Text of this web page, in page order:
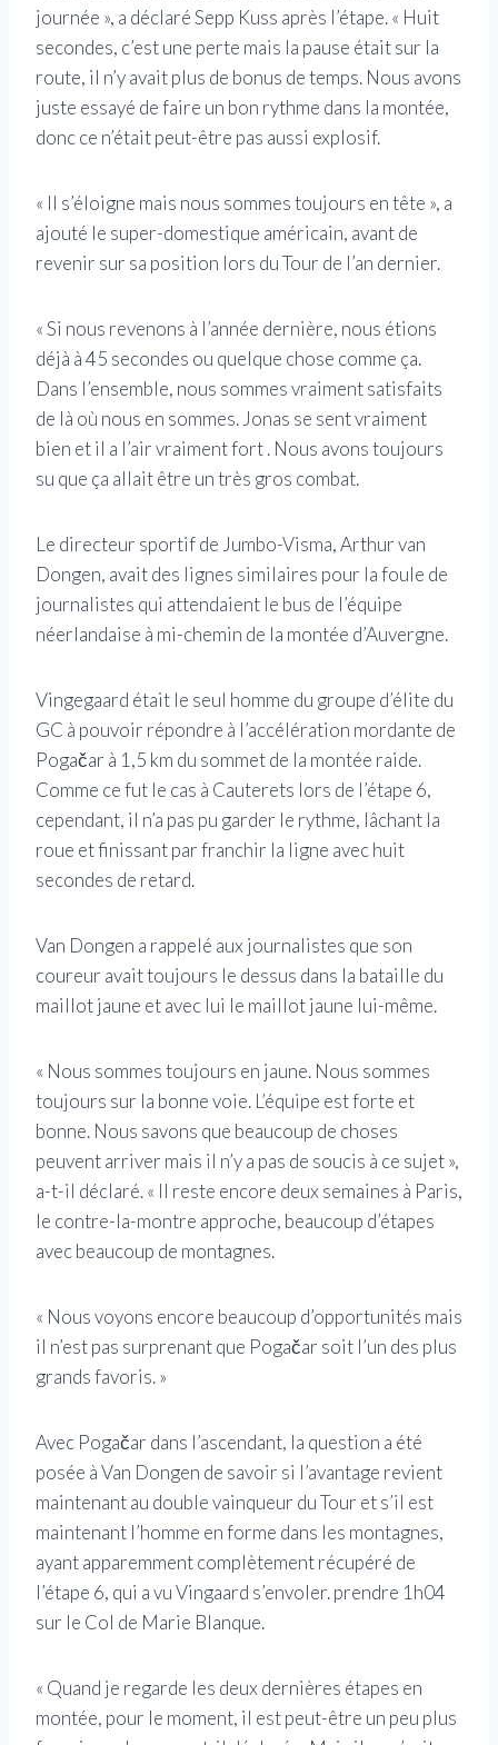
journée », a déclaré Sepp Kuss après l’étape. « Huit
secondes, c’est une perte mais la pause était sur la
route, il n’y avait plus de bonus de temps. Nous avons
juste essayé de faire un bon rythme dans la montée,
donc ce n’était peut-être pas aussi explosif.
« Il s’éloigne mais nous sommes toujours en tête », a
ajouté le super-domestique américain, avant de
revenir sur sa position lors du Tour de l’an dernier.
« Si nous revenons à l’année dernière, nous étions
déjà à 45 secondes ou quelque chose comme ça.
Dans l’ensemble, nous sommes vraiment satisfaits
de là où nous en sommes. Jonas se sent vraiment
bien et il a l’air vraiment fort . Nous avons toujours
su que ça allait être un très gros combat.
Le directeur sportif de Jumbo-Visma, Arthur van
Dongen, avait des lignes similaires pour la foule de
journalistes qui attendaient le bus de l’équipe
néerlandaise à mi-chemin de la montée d’Auvergne.
Vingegaard était le seul homme du groupe d’élite du
GC à pouvoir répondre à l’accélération mordante de
Pogačar à 1,5 km du sommet de la montée raide.
Comme ce fut le cas à Cauterets lors de l’étape 6,
cependant, il n’a pas pu garder le rythme, lâchant la
roue et finissant par franchir la ligne avec huit
secondes de retard.
Van Dongen a rappelé aux journalistes que son
coureur avait toujours le dessus dans la bataille du
maillot jaune et avec lui le maillot jaune lui-même.
« Nous sommes toujours en jaune. Nous sommes
toujours sur la bonne voie. L’équipe est forte et
bonne. Nous savons que beaucoup de choses
peuvent arriver mais il n’y a pas de soucis à ce sujet »,
a-t-il déclaré. « Il reste encore deux semaines à Paris,
le contre-la-montre approche, beaucoup d’étapes
avec beaucoup de montagnes.
« Nous voyons encore beaucoup d’opportunités mais
il n’est pas surprenant que Pogačar soit l’un des plus
grands favoris. »
Avec Pogačar dans l’ascendant, la question a été
posée à Van Dongen de savoir si l’avantage revient
maintenant au double vainqueur du Tour et s’il est
maintenant l’homme en forme dans les montagnes,
ayant apparemment complètement récupéré de
l’étape 6, qui a vu Vingaard s’envoler. prendre 1h04
sur le Col de Marie Blanque.
« Quand je regarde les deux dernières étapes en
montée, pour le moment, il est peut-être un peu plus